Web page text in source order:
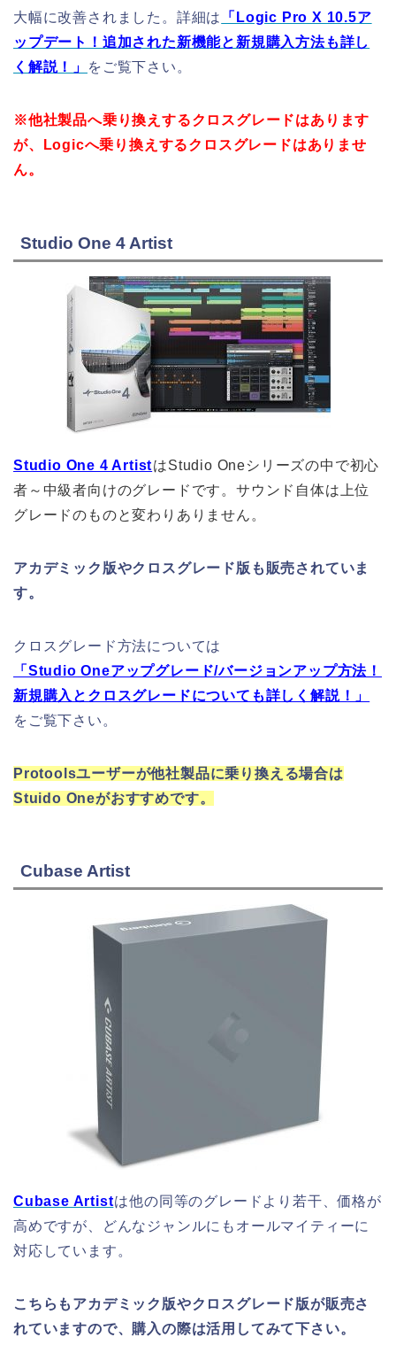
大幅に改善されました。詳細は
「Logic Pro X 10.5ア
ップデート！追加された新機能と新規購入方法も詳し
く解説！」
をご覧下さい。
※他社製品へ乗り換えするクロスグレードはあります
が、Logicへ乗り換えするクロスグレードはありませ
ん。
Studio One 4 Artist
Studio One 4 ArtistはStudio Oneシリーズの中で初心
者～中級者向けのグレードです。サウンド自体は上位
グレードのものと変わりありません。
アカデミック版やクロスグレード版も販売されていま
す。
クロスグレード方法については
「Studio Oneアップグレード/バージョンアップ方法！
新規購入とクロスグレードについても詳しく解説！」
をご覧下さい。
Protoolsユーザーが他社製品に乗り換える場合は
Stuido Oneがおすすめです。
Cubase Artist
Cubase Artistは他の同等のグレードより若干、価格が
高めですが、どんなジャンルにもオールマイティーに
対応しています。
こちらもアカデミック版やクロスグレード版が販売さ
れていますので、購入の際は活用してみて下さい。